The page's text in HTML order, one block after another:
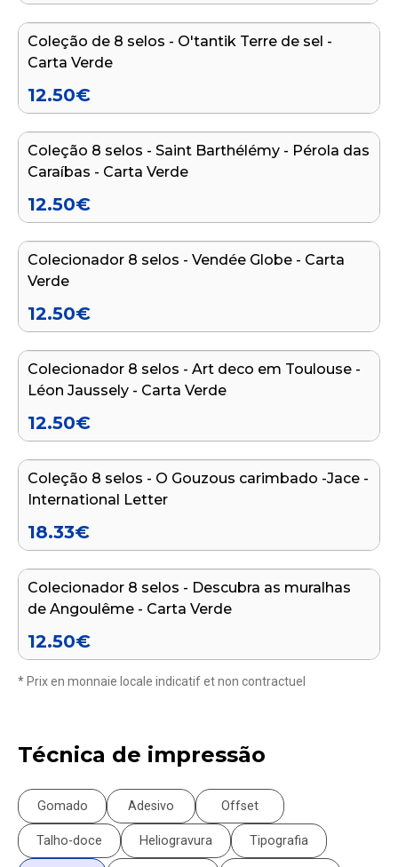
Coleção de 8 selos - O'tantik Terre de sel -
Carta Verde
12.50€
Coleção 8 selos - Saint Barthélémy - Pérola das
Caraíbas - Carta Verde
12.50€
Colecionador 8 selos - Vendée Globe - Carta
Verde
12.50€
FIM DE SÉRIE
Colecionador 8 selos - Art deco em Toulouse -
Léon Jaussely - Carta Verde
12.50€
FIM DE SÉRIE
Coleção 8 selos - O Gouzous carimbado -Jace -
International Letter
18.33€
FIM DE SÉRIE
Colecionador 8 selos - Descubra as muralhas
de Angoulême - Carta Verde
12.50€
* Prix en monnaie locale indicatif et non contractuel
Técnica de impressão
Gomado Adesivo Offset
Talho-doce Heliogravura Tipografia